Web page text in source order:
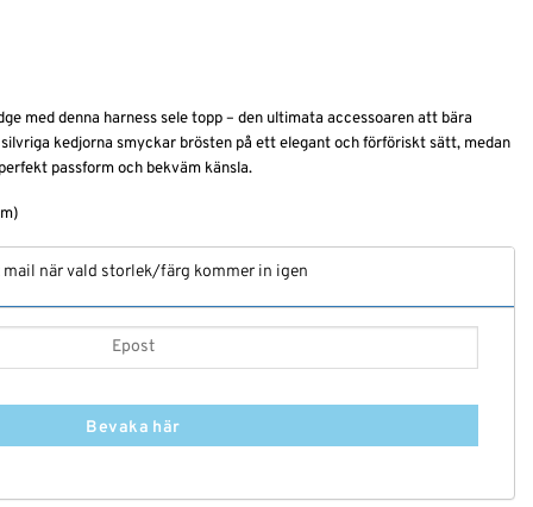
med denna harness sele topp – den ultimata accessoaren att bära
kedjorna smyckar brösten på ett elegant och förföriskt sätt, medan
passform och bekväm känsla.
mail när vald storlek/färg kommer in igen
Bevaka här